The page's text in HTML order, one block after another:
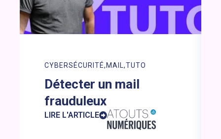
CYBERSÉCURITÉ MAIL TUTO
Détecter un mail
frauduleux
LIRE L'ARTICLE